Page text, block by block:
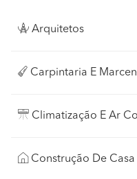
Arquitetos
Carpintaria E
Climatização E Ar
Construção De Casa